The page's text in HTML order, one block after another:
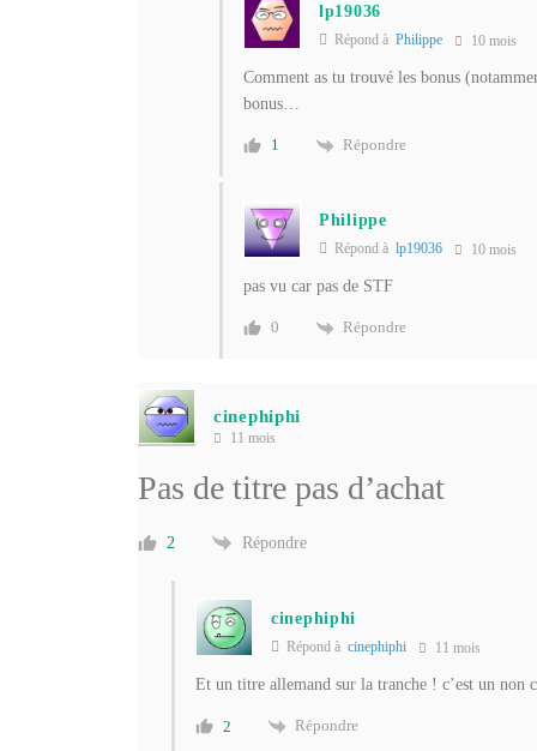
lp19036
Répond à Philippe 10 mois
Comment as tu trouvé les bonus
bonus…
1 Répondre
Philippe
Répond à lp19036 10 mois
pas vu car pas de STF
0 Répondre
cinephiphi
11 mois
Pas de titre pas d’achat
2 Répondre
cinephiphi
Répond à cinephiphi 11 mois
Et un titre allemand sur la tranche ! c’est un non
2 Répondre